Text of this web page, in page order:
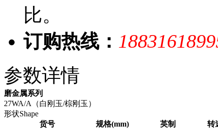
比。
订购热线：
参数详情
磨金属系列
27WA/A（白刚玉/棕刚玉）
形状Shape
货号
规格(mm) 英制
转